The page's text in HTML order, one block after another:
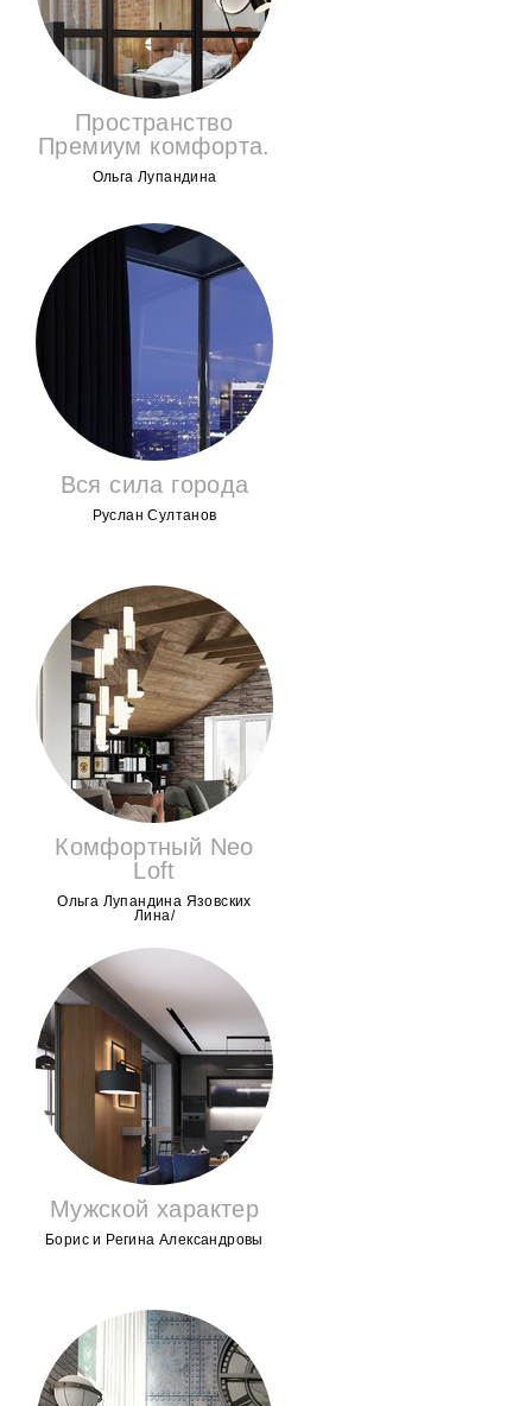
Пространство
Премиум комфорта.
Ольга Лупандина
Вся сила города
Руслан Султанов
Комфортный Neo
Loft
Ольга Лупандина Язовских
Лина/
Мужской характер
Борис и Регина Александровы